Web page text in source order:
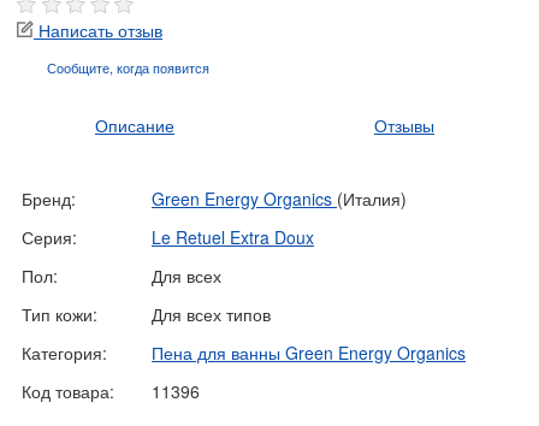
Написать отзыв
Сообщите, когдапоявится
Описание Отзывы
Бренд: Green Energy Organics (Италия)
Серия:
Le Retuel Extra Doux
Пол:
Для всех
Тип кожи:
Для всех типов
Категория:
Пена для ванны Green Energy Organics
Код товара:
11396